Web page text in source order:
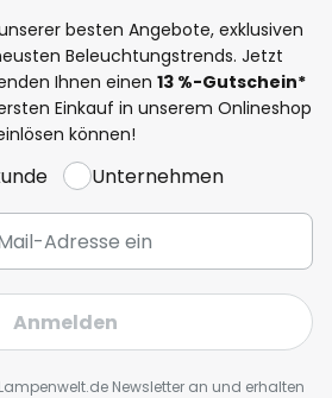
besten Angebote, exklusiven
Beleuchtungstrends. Jetzt
Ihnen einen 13 %-Gutschein*
Einkauf in unserem Onlineshop
können!
Unternehmen
Anmelden
Newsletter an und erhalten